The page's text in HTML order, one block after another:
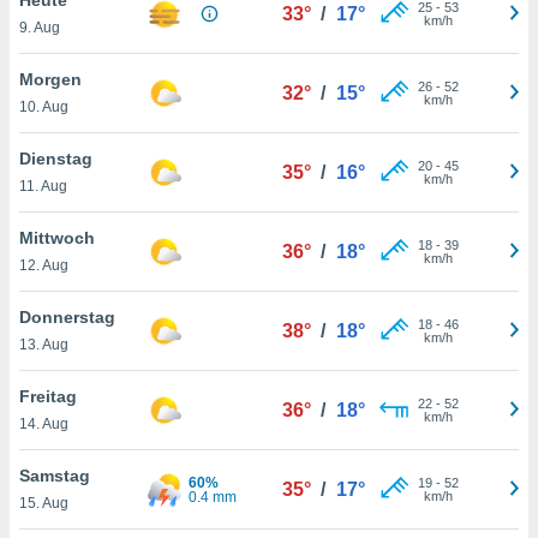
oder
Partner
es uns
das
der
Profil zu
Ihnen
finden
. Sie
jederzeit
Rand
9. Aug
33° / 17° 25- 53
km/h
Morgen
10. Aug
32° / 15° 26- 52
km/h
Dienstag
11. Aug
35° / 16° 20- 45
km/h
Mittwoch
12. Aug
36° / 18° 18- 39
km/h
Donnerstag
13. Aug
38° / 18° 18- 46
km/h
Freitag
14. Aug
36° / 18° 22- 52
km/h
Samstag
15. Aug
60%
0.4 mm
35° / 17° 19- 52
km/h